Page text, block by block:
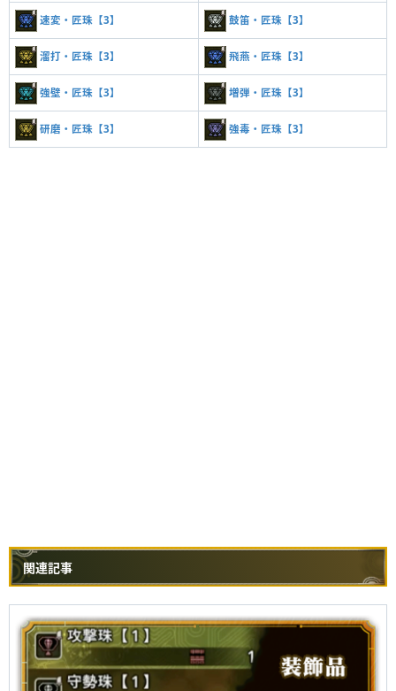
速変・匠珠【3】 鼓笛・匠珠【3】
溜打・匠珠【3】 飛燕・匠珠【3】
強壁・匠珠【3】 増弾・匠珠【3】
研磨・匠珠【3】 強毒・匠珠【3】
関連記事